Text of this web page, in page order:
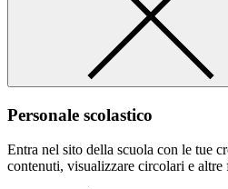
Personale scolastico
Entra nel sito della scuola con le tue
contenuti, visualizzare circolari e altre